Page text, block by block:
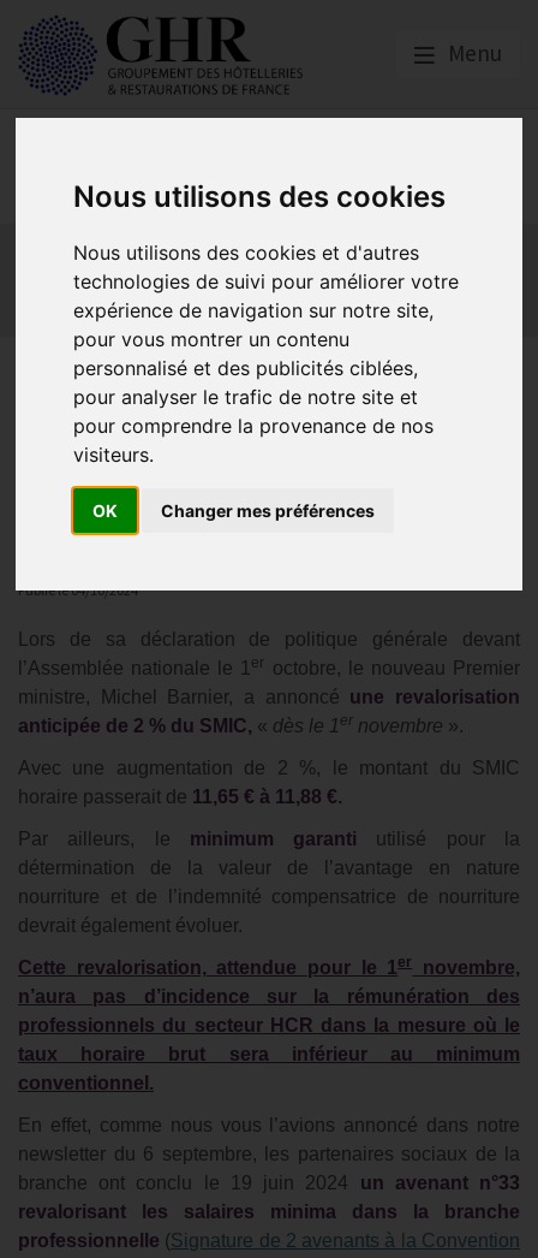
Nous utilisons des cookies
Nous utilisons des cookies et d'autres
technologies de suivi pour améliorer votre
expérience de navigation sur notre site,
pour vous montrer un contenu
personnalisé et des publicités ciblées,
pour analyser le trafic de notre site et
pour comprendre la provenance de nos
visiteurs.
OK Changer mes préférences
Menu
Actualités
Les obligations liées à l’embauche
Les obligations liées à l’exécution du contrat de travail
Les obligations liées à l’extinction du contrat
La revalorisation du SMIC
annoncée pour le 1er
novembre 2024
Publié le04/10/2024
Lors de sa déclaration de politique générale devant
l’Assemblée nationale le 1 er octobre, le nouveau Premier
ministre, Michel Barnier, a annoncé une revalorisation
anticipée de 2 % du SMIC, « dès le 1 er novembre ».
Avec une augmentation de 2 %, le montant du SMIC
horaire passerait de 11,65 € à 11,88 €.
Par ailleurs, le minimum garanti utilisé pour la
détermination de la valeur de l’avantage en nature
nourriture et de l’indemnité compensatrice de nourriture
devrait également évoluer.
Cette revalorisation, attendue pour le 1er
novembre,
n’aura pas d’incidence sur la rémunération des
professionnels du secteur HCR dans la mesure où le
taux horaire brut sera inférieur au minimum
conventionnel.
En effet, comme nous vous l’avions annoncé dans notre
newsletter du 6 septembre, les partenaires sociaux de la
branche ont conclu le 19 juin 2024 un avenant n°33
revalorisant les salaires minima dans la branche
professionnelle (Signature de 2 avenants à la Convention